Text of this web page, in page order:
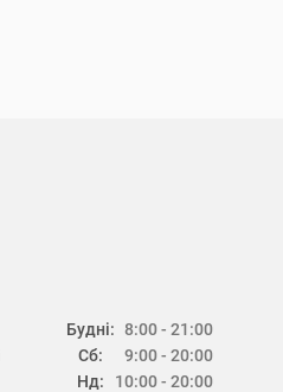
Будні:
Сб:
Нд:
8:00 - 21:00
9:00 - 20:00
10:00 - 20:00